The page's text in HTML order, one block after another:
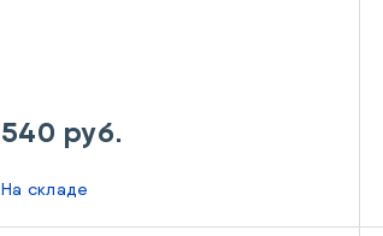
540 руб.
На складе